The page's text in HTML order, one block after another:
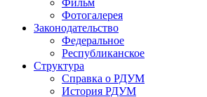
Фильм
Фотогалерея
Законодательство
Федеральное
Республиканское
Структура
Справка о РДУМ
История РДУМ